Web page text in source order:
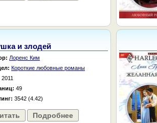
и злодей
Лоренс Ким
Короткие любовные романы
2011
49
3542 (4.42)
Подробнее